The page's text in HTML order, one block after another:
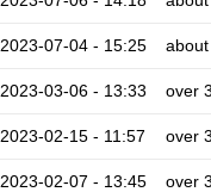
2023-07-04 - 15:25
2023-03-06 - 13:33 over
2023-02-15 - 11:57 over
2023-02-07 - 13:45 over